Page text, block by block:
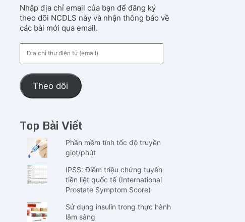
Nhập địa chỉ email của bạn để đăng ký
theo dõi NCDLS này và nhận thông báo về
các bài mới qua email.
chỉ
điện
tử
(email)
Theo dõi
Top Bài Viết
Phần mềm tính tốc độ truyền
giọt/phút
IPSS: Điểm triệu chứng tuyến
tiền liệt quốc tế (International
Prostate Symptom Score)
Sử dụng insulin trong thực hành
lâm sàng